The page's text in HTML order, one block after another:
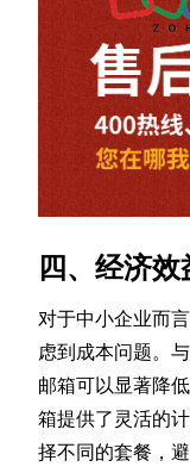
四、经济效
对于中小企业而
虑到成本问题。
邮箱可以显著降
箱提供了灵活的
择不同的套餐，